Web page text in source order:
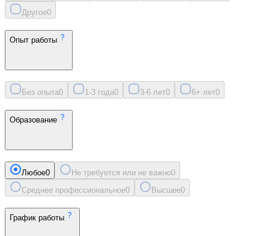
Другое0
Опыт работы
Без опыта0 1-3 года0 3-6 лет0 6+ лет0
Образование
Любое0 Не требуется или не важно0
Среднее профессиональное0 Высшее0
График работы